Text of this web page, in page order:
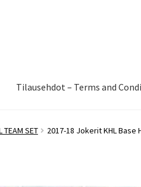
Tilausehdot – Terms and
TEAM SET 2017-18 Jokerit KHL Base